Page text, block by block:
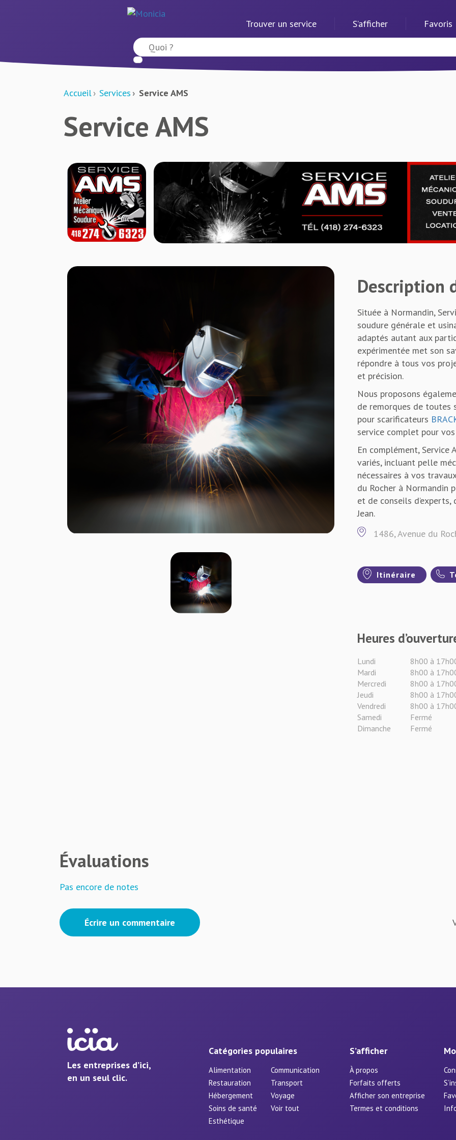
Trouver un service S’afficher Favoris
Accueil Services Service AMS
Service AMS
Description
Située à Normandin,
soudure générale et
adaptés autant aux
expérimentée met son
répondre à tous vos
et précision.
Nous proposons
de remorques de toutes
pour scarificateurs
service complet pour
En complément, Service
variés, incluant pelle
nécessaires à vos
du Rocher à Normandin
et de conseils
Jean.
1486, Avenue du
Itinéraire
Heures
Lundi
8h00 à
Mardi
8h00 à
Mercredi
8h00 à
Jeudi
8h00 à
Vendredi
8h00 à
Samedi
Fermé
Dimanche
Fermé
Évaluations
Pas encore de notes
Écrire un commentaire
Les entreprises d’ici,
en un seul clic.
Catégories populaires
Alimentation
Communication
Restauration
Transport
Hébergement
Voyage
Soins de santé
Voir tout
Esthétique
S’afficher
À propos
Forfaits offerts
Afficher son entreprise
Termes et conditions